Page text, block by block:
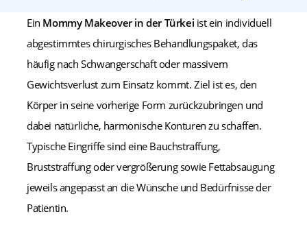
Ein Mommy Makeover in der Türkei ist ein individuell
abgestimmtes chirurgisches Behandlungspaket, das
häufig nach Schwangerschaft oder massivem
Gewichtsverlust zum Einsatz kommt. Ziel ist es, den
Körper in seine vorherige Form zurückzubringen und
dabei natürliche, harmonische Konturen zu schaffen.
Typische Eingriffe sind eine Bauchstraffung,
Bruststraffung oder vergrößerung sowie Fettabsaugung
jeweils angepasst an die Wünsche und Bedürfnisse der
Patientin.